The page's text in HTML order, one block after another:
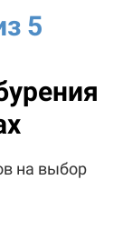
5
на выбор